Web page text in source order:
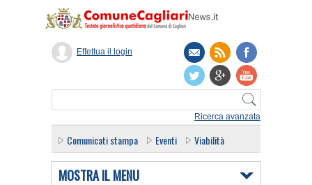
Ricerca avanzata
Effettua il login
Comunicati stampa Eventi Viabilità
MOSTRA IL MENU